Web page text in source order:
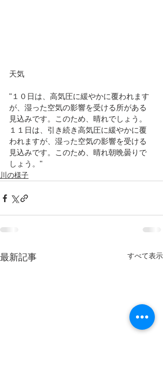
天気
"１０日は、高気圧に緩やかに覆われます
が、湿った空気の影響を受ける所がある
見込みです。このため、晴れでしょう。
１１日は、引き続き高気圧に緩やかに覆
われますが、湿った空気の影響を受ける
見込みです。このため、晴れ朝晩曇りで
しょう。"
川の様子
最新記事 すべて表示